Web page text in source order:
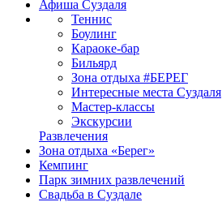
Афиша Суздаля
Теннис
Боулинг
Караоке-бар
Бильярд
Зона отдыха #БЕРЕГ
Интересные места Суздаля
Мастер-классы
Экскурсии
Развлечения
Зона отдыха «Берег»
Кемпинг
Парк зимних развлечений
Свадьба в Суздале